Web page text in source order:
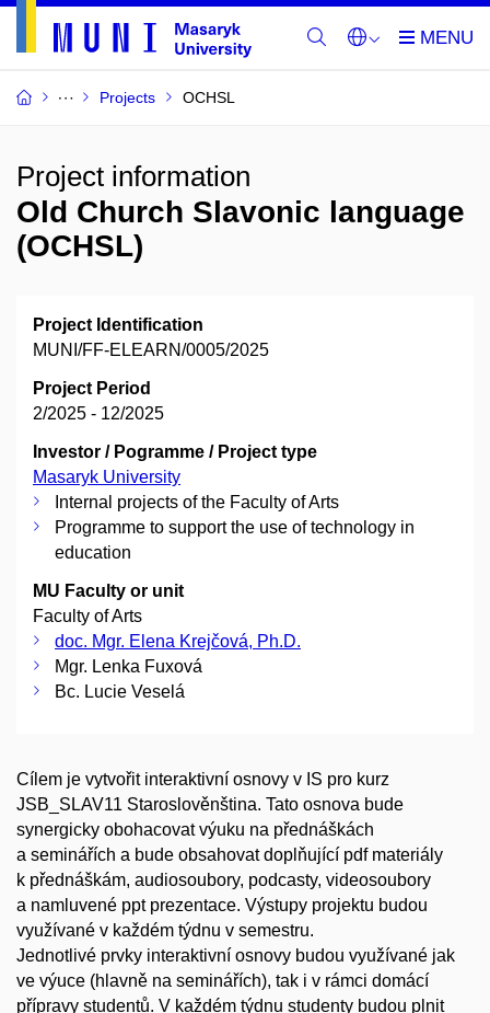
Projects OCHSL
Project information
Old Church Slavonic language
(OCHSL)
Project Identification
MUNI/FF-ELEARN/0005/2025
Project Period
2/2025 - 12/2025
Investor / Pogramme / Project type
Masaryk University
Internal projects of the Faculty of Arts
Programme to support the use of technology in
education
MU Faculty or unit
Faculty of Arts
doc. Mgr. Elena Krejčová, Ph.D.
Mgr. Lenka Fuxová
Bc. Lucie Veselá
Cílem je vytvořit interaktivní osnovy v IS pro kurz
JSB_SLAV11 Staroslověnština. Tato osnova bude
synergicky obohacovat výuku na přednáškách
a seminářích a bude obsahovat doplňující pdf materiály
k přednáškám, audiosoubory, podcasty, videosoubory
a namluvené ppt prezentace. Výstupy projektu budou
využívané v každém týdnu v semestru.
Jednotlivé prvky interaktivní osnovy budou využívané jak
ve výuce (hlavně na seminářích), tak i v rámci domácí
přípravy studentů. V každém týdnu studenty budou plnit